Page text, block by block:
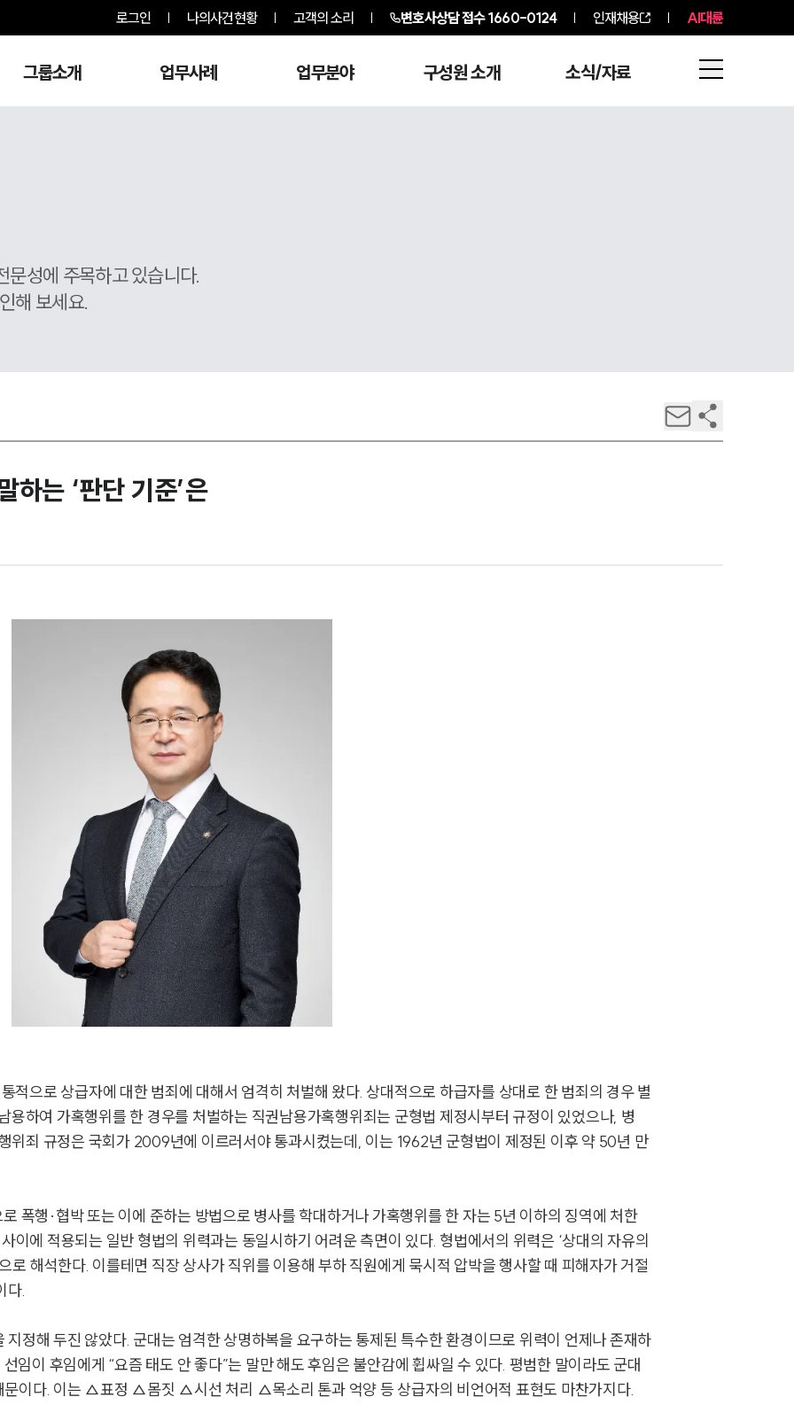
로그인 나의사건현황 고객의 소리 변호사상담 접수1660-0124 인재채용 AI대륜
그룹소개 업무사례 업무분야 구성원 소개 소식/자료
그룹소개
성에 주목하고 있습니다.
해 보세요.
하는 ‘판단 기준’은
적으로 상급자에 대한 범죄에 대해서 엄격히 처벌해 왔다. 상대적으로 하급자를 상대로 한 범죄의 경우 별
용하여 가혹행위를 한 경우를 처벌하는 직권남용가혹행위죄는 군형법 제정시부터 규정이 있었으나, 병
죄 규정은 국회가 2009년에 이르러서야 통과시켰는데, 이는 1962년 군형법이 제정된 이후 약 50년 만
폭행·협박 또는 이에 준하는 방법으로 병사를 학대하거나 가혹행위를 한 자는 5년 이하의 징역에 처한
이에 적용되는 일반 형법의 위력과는 동일시하기 어려운 측면이 있다. 형법에서의 위력은 ‘상대의 자유의
로 해석한다. 이를테면 직장 상사가 직위를 이용해 부하 직원에게 묵시적 압박을 행사할 때 피해자가 거절
다.
정해 두진 않았다. 군대는 엄격한 상명하복을 요구하는 통제된 특수한 환경이므로 위력이 언제나 존재하
임이 후임에게 “요즘 태도 안 좋다”는 말만 해도 후임은 불안감에 휩싸일 수 있다. 평범한 말이라도 군대
문이다. 이는 △표정 △몸짓 △시선 처리 △목소리 톤과 억양 등 상급자의 비언어적 표현도 마찬가지다.